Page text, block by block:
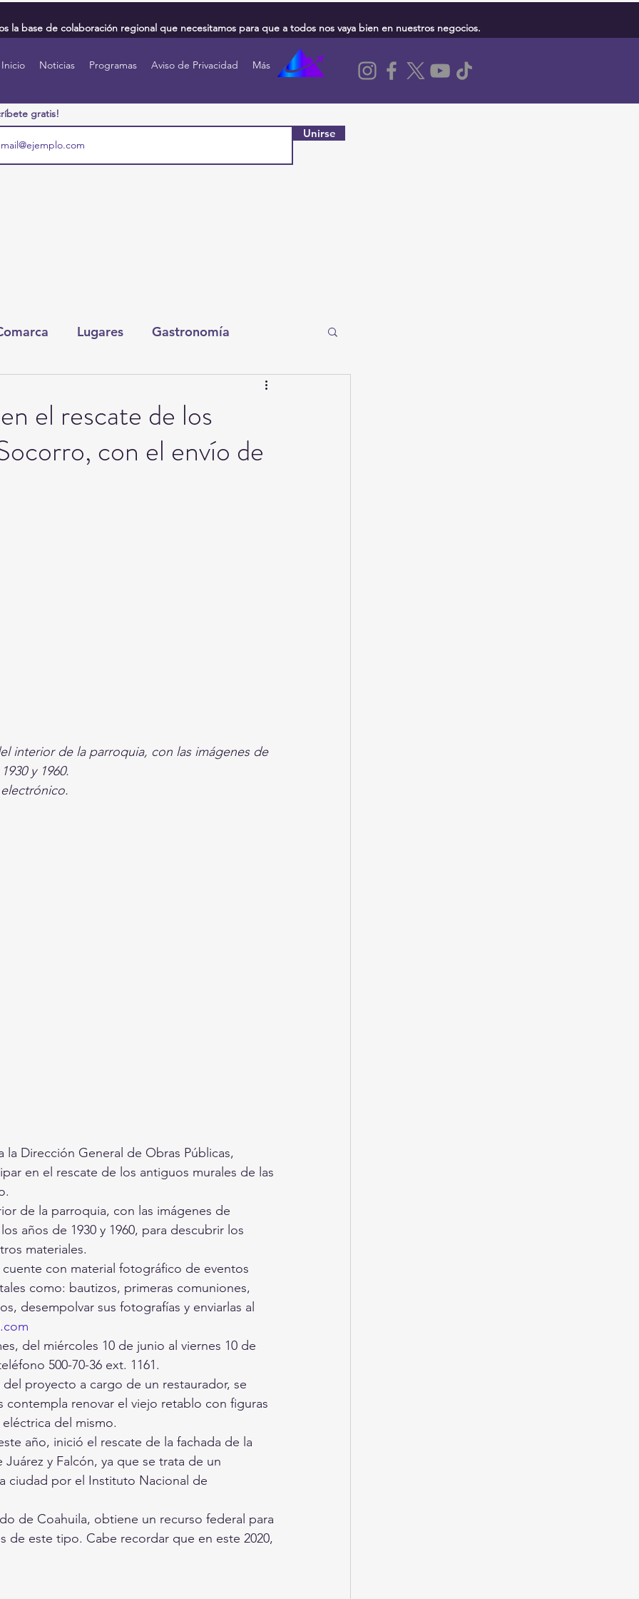
la base de colaboración regional que necesitamos para que a todos nos vaya bien en nuestros negocios.
Inicio Noticias Programas Aviso de Privacidad Más
gratis!
Unirse
Lugares Gastronomía
Torreón
Internacionales Tecnología
el rescate de los
con el envío de
interior de la parroquia, con las imágenes de
y 1960.
Dirección General de Obras Públicas,
en el rescate de los antiguos murales de las
de la parroquia, con las imágenes de
años de 1930 y 1960, para descubrir los
materiales.
con material fotográfico de eventos
como: bautizos, primeras comuniones,
desempolvar sus fotografías y enviarlas al
del miércoles 10 de junio al viernes 10 de
500-70-36 ext. 1161.
proyecto a cargo de un restaurador, se
contempla renovar el viejo retablo con figuras
del mismo.
año, inició el rescate de la fachada de la
y Falcón, ya que se trata de un
ciudad por el Instituto Nacional de
de Coahuila, obtiene un recurso federal para
de este tipo. Cabe recordar que en este 2020,